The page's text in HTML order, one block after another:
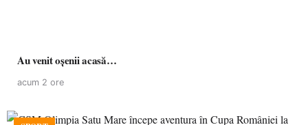
Au venit oșenii acasă…
acum 2 ore